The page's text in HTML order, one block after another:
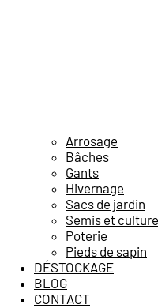
Arrosage
Bâches
Gants
Hivernage
Sacs de jardin
Semis et
Poterie
Pieds de sapin
DÉSTOCKAGE
BLOG
CONTACT